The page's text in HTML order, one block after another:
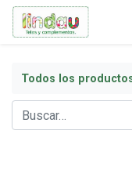
Todos los